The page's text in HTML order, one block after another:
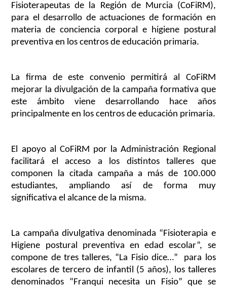
Fisioterapeutas de la Región de Murcia (CoFiRM),
para el desarrollo de actuaciones de formación en
materia de conciencia corporal e higiene postural
preventiva en los centros de educación primaria.
La firma de este convenio permitirá al CoFiRM
mejorar la divulgación de la campaña formativa que
este ámbito viene desarrollando hace años
principalmente en los centros de educación primaria.
El apoyo al CoFiRM por la Administración Regional
facilitará el acceso a los distintos talleres que
componen la citada campaña a más de 100.000
estudiantes, ampliando así de forma muy
significativa el alcance de la misma.
La campaña divulgativa denominada “Fisioterapia e
Higiene postural preventiva en edad escolar”, se
compone de tres talleres, “La Fisio dice…”
para los
escolares de tercero de infantil (5 años), los talleres
denominados “Franqui necesita un Fisio” que se